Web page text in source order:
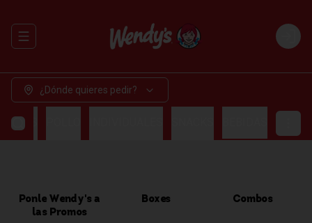
Abrir menu de navegación Login
¿Dónde quieres pedir?
Ponle Wendy's a
las Promos
Boxes Combos